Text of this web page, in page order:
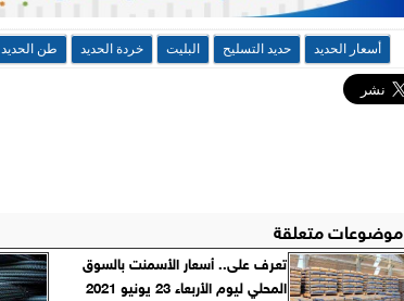
أسعار الحديد حديد التسليح البليت خردة الحديد طن الحديد
موضوعات متعلقة
تعرف على.. أسعار الأسمنت بالسوق
المحلي ليوم الأربعاء 23 يونيو 2021